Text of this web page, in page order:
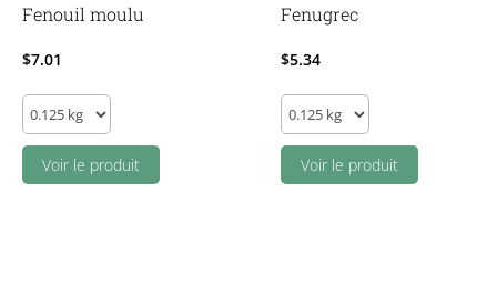
Fenouil moulu
$7.01
Fenouil
moulu
quantity
Voir le produit
Fenugrec
$5.34
Fenugrec
quantity
Voir le produit